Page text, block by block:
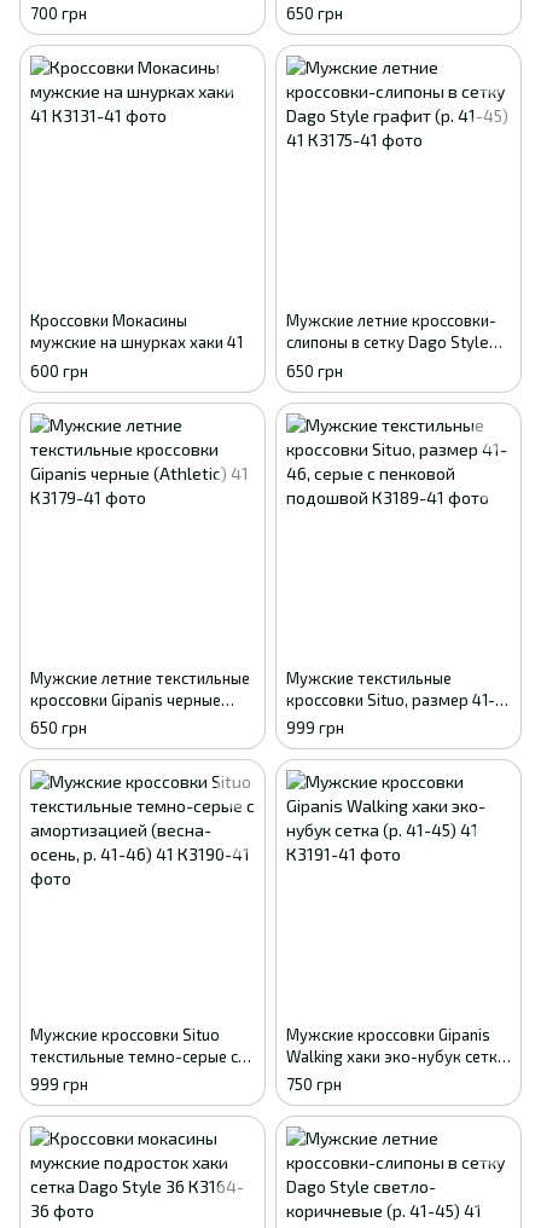
сетка Dago Style, 41 - 45
700 грн
хаки с фиксатором (р. 41-45)
41
650 грн
Кроссовки Мокасины
мужские на шнурках хаки 41
600 грн
Мужские летние кроссовки-
слипоны в сетку Dago Style
графит (р. 41-45) 41
650 грн
Мужские летние текстильные
кроссовки Gipanis черные
(Athletic) 41
650 грн
Мужские текстильные
кроссовки Situo, размер 41-
46, серые с пенковой
подошвой
999 грн
Мужские кроссовки Situo
текстильные темно-серые с
амортизацией (весна-осень,
р. 41-46) 41
999 грн
Мужские кроссовки Gipanis
Walking хаки эко-нубук сетка
(р. 41-45) 41
750 грн